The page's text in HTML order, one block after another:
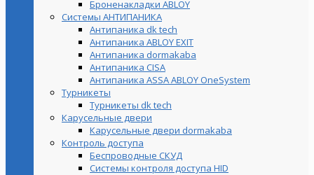
Броненакладки ABLOY
Системы АНТИПАНИКА
Антипаника dk tech
Антипаника ABLOY EXIT
Антипаника dormakaba
Антипаника СISA
Антипаника ASSA ABLOY OneSystem
Турникеты
Турникеты dk tech
Карусельные двери
Карусельные двери dormakaba
Контроль доступа
Беспроводные СКУД
Системы контроля доступа HID